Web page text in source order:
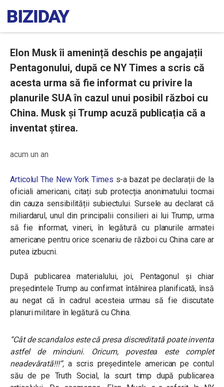
Elon Musk îi amenință deschis pe angajații
Pentagonului, după ce NY Times a scris că
acesta urma să fie informat cu privire la
planurile SUA în cazul unui posibil război cu
China. Musk și Trump acuză publicația că a
inventat știrea.
acum un an
Articolul The New York Times s-a bazat pe declarații de la
oficiali americani, citați sub protecția anonimatului tocmai
din cauza sensibilității subiectului. Sursele au declarat că
miliardarul, unul din principalii consilieri ai lui Trump, urma
să fie informat, vineri, în legătură cu planurile armatei
americane pentru orice scenariu de război cu China care ar
putea izbucni.
După publicarea materialului, joi, Pentagonul și chiar
președintele Trump au confirmat întâlnirea planificată, însă
au negat că în cadrul acesteia urmau să fie discutate
planuri militare în legătură cu China.
“Cât de scandalos este că presa discreditată poate inventa
astfel de minciuni. Oricum, povestea este complet
neadevărată!!!”, a scris președintele american pe contul
său de pe Truth Social, la scurt timp după publicarea